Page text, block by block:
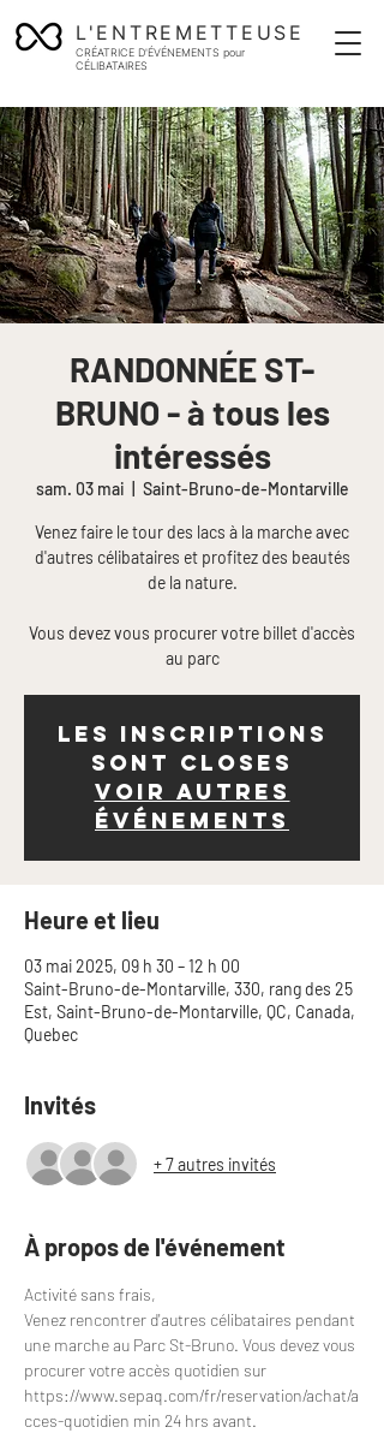
L'ENTREMETTEUSE
CRÉATRICE D'ÉVÉNEMENTS pour
CÉLIBATAIRES
RANDONNÉE ST-
BRUNO - à tous les
intéressés
sam. 03 mai Saint-Bruno-de-Montarville
Venez faire le tour des lacs à la marche avec
d'autres célibataires et profitez des beautés
de la nature.
Vous devez vous procurer votre billet d'accès
au parc
Les inscriptions
sont closes
Voir autres
événements
Heure et lieu
03 mai 2025, 09 h 30 – 12 h 00
Saint-Bruno-de-Montarville, 330, rang des 25
Est, Saint-Bruno-de-Montarville, QC, Canada,
Quebec
Invités
+ 7 autres invités
À propos de l'événement
Activité sans frais,
Venez rencontrer d'autres célibataires pendant
une marche au Parc St-Bruno. Vous devez vous
procurer votre accès quotidien sur
https://www.sepaq.com/fr/reservation/achat/a
cces-quotidien min 24 hrs avant.